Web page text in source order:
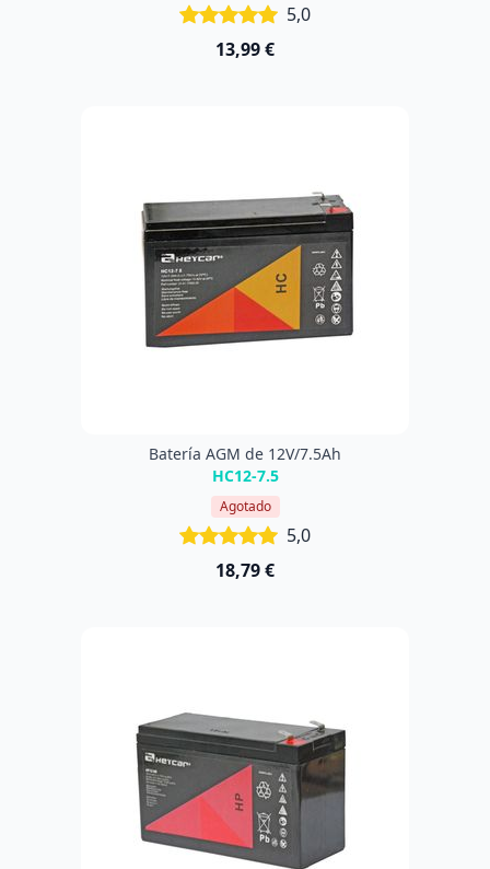
5,0
13,99 €
Batería AGM de 12V/7.5Ah
HC12-7.5
Agotado
5,0
18,79 €